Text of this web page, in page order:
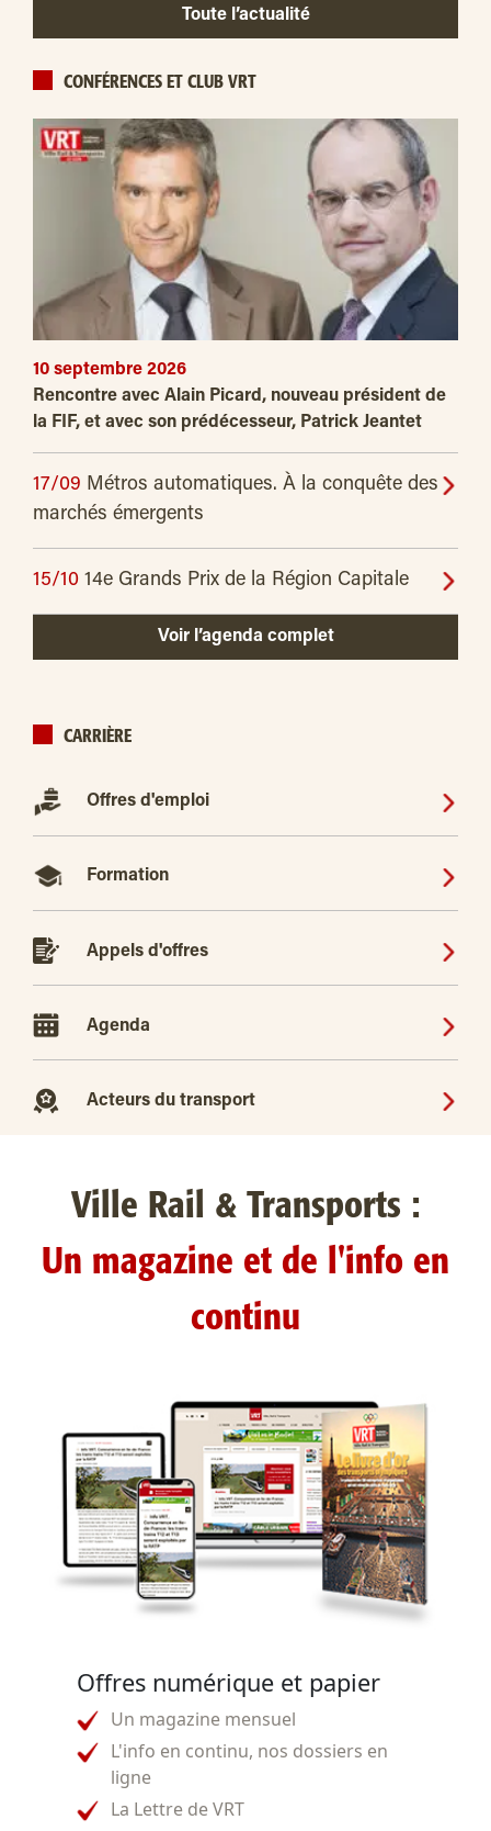
Toute l’actualité
CONFÉRENCES ET CLUB VRT
10 septembre 2026
Rencontre avec Alain Picard, nouveau président de
la FIF, et avec son prédécesseur, Patrick Jeantet
17/09 Métros automatiques. À la conquête des
marchés émergents
15/10 14e Grands Prix de la Région Capitale
Voir l’agenda complet
CARRIÈRE
Offres d'emploi
Formation
Appels d'offres
Agenda
Acteurs du transport
Ville Rail & Transports :
Un magazine et de l'info en
continu
Offres numérique et papier
Un magazine mensuel
L'info en continu, nos dossiers en
ligne
La Lettre de VRT